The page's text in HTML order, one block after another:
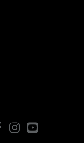
FacebookInstagram